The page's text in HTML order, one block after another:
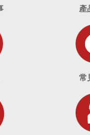
使用不同的硬體即可
，降低測試門檻。
鑫的英文論
，當
是樂鑫員工的
儘管他只看到簡報，
訊，但他認為大多數
，直接替換模組即可使
個來勢洶洶的模組，規
板上，更需要投注大量
因應。
像處理能力以及多功能
在各種場景中都能發揮
能家庭到工業物聯網，
康照護以及車用電子等
中的許多層面。
產
常